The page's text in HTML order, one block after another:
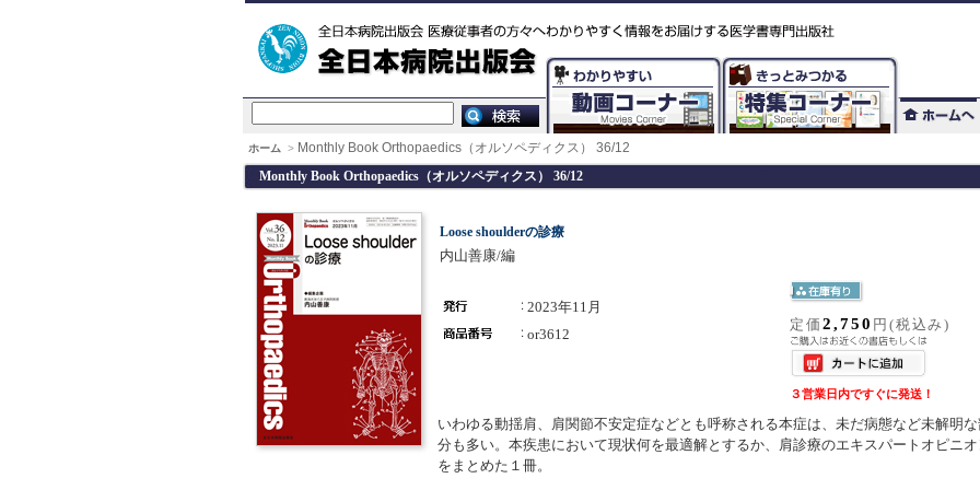
ホーム > Monthly Book Orthopaedics（オルソペディクス） 36/12
Monthly Book Orthopaedics（オルソペディクス） 36/12
Loose shoulderの診療
内山善康/編
2023年11月
or3612
定価 2,750 円(税込み)
３営業日内ですぐに発送！
いわゆる動揺肩、肩関節不安定症などとも呼称される本症は、未だ病態など未解明
分も多い。本疾患において現状何を最適解とするか、肩診療のエキスパートオピニ
をまとめた１冊。